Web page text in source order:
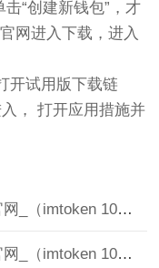
“创建新钱包”，才
网进入下载，进入
开试用版下载链
， 打开应用措施并
10官网下载）
10官网下载）